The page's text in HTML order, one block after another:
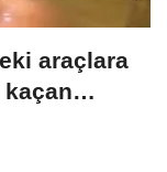
araçlara